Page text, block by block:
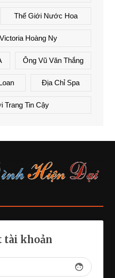
Thế Giới Nước Hoa
Hoàng Ny
Ông Vũ Văn Thắng
Địa Chỉ Spa
Trang Tin Cậy
tài khoản
face